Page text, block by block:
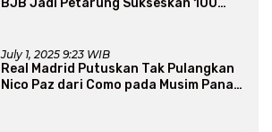
BJB Jadi Petarung Sukseskan 100
July 1, 2025 9:23 WIB
Real Madrid Putuskan Tak Pulangkan
Nico Paz dari Como pada Musim Panas